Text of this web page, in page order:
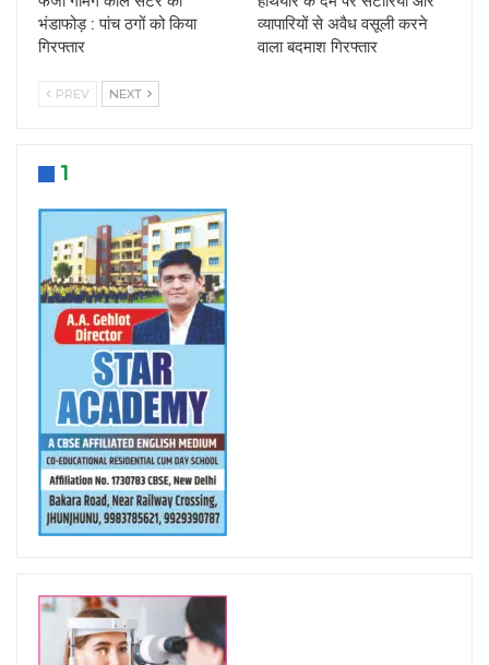
भंडाफोड़ : पांच ठगों को किया
गिरफ्तार
व्यापारियों से अवैध वसूली करने
वाला बदमाश गिरफ्तार
PREV NEXT
1